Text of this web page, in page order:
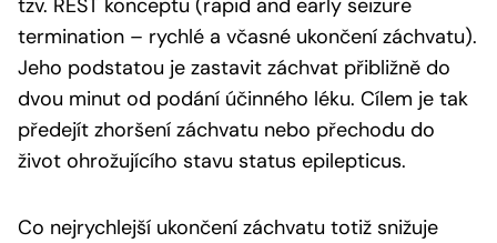
tzv. REST konceptu (rapid and early seizure
termination – rychlé a včasné ukončení záchvatu).
Jeho podstatou je zastavit záchvat přibližně do
dvou minut od podání účinného léku. Cílem je tak
předejít zhoršení záchvatu nebo přechodu do
život ohrožujícího stavu status epilepticus.
Co nejrychlejší ukončení záchvatu totiž snižuje